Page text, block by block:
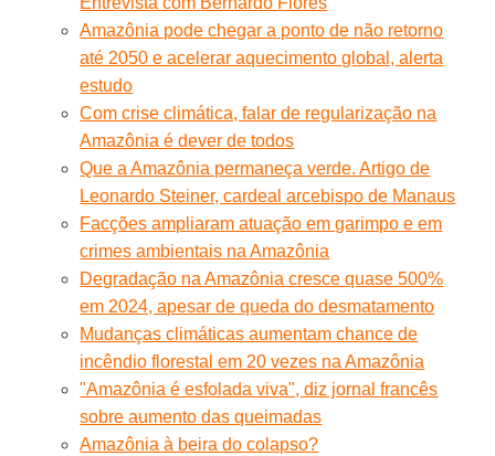
Amazônia pode chegar a ponto de não retorno
até 2050 e acelerar aquecimento global, alerta
estudo
Com crise climática, falar de regularização na
Amazônia é dever de todos
Que a Amazônia permaneça verde. Artigo de
Leonardo Steiner, cardeal arcebispo de Manaus
Facções ampliaram atuação em garimpo e em
crimes ambientais na Amazônia
Degradação na Amazônia cresce quase 500%
em 2024, apesar de queda do desmatamento
Mudanças climáticas aumentam chance de
incêndio florestal em 20 vezes na Amazônia
"Amazônia é esfolada viva", diz jornal francês
sobre aumento das queimadas
Amazônia à beira do colapso?